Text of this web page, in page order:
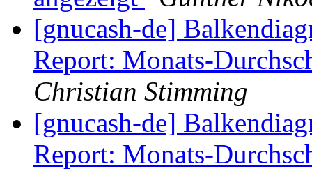
[gnucash-de]
Report: Monats-
Christian Stimming
[gnucash-de]
Report: Monats-